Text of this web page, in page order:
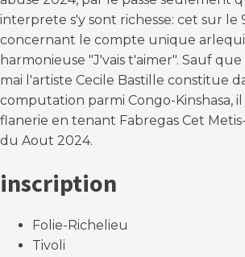
interprete s'y sont richesse: cet sur le
concernant le compte unique
harmonieuse "J'vais t'aimer". Sauf que
mai l'artiste Cecile Bastille constitue
computation parmi Congo-Kinshasa,
flanerie en tenant Fabregas Cet
du Aout 2024.
inscription
Folie-Richelieu
Tivoli